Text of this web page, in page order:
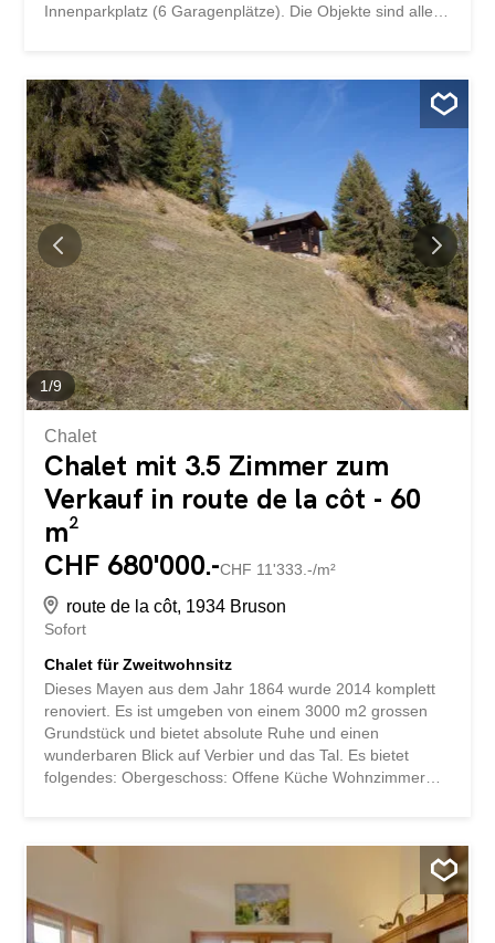
Innenparkplatz (6 Garagenplätze). Die Objekte sind alle
Wohnbereich - 2 Doppelschlafzimmer - Badezimmer mit
Duschkabine. -Private Waschküche 2.5-Zimmer-Wohnung
mit 56 m2 - Eingang über die offene Küche und
Wohnbereich - Hauswirtschaftsraum - Badezimmer mit
Duschkabine - Doppelzimmer und Ankleidezimmer
Gewerberaum 27.26 - Friseursalon eingerichtet
1/9
Chalet
Chalet mit 3.5 Zimmer zum
Verkauf in route de la côt - 60
m²
CHF 680'000.-CHF 11'333.-/m²
route de la côt, 1934 Bruson
Sofort
Chalet für Zweitwohnsitz
Dieses Mayen aus dem Jahr 1864 wurde 2014 komplett
renoviert. Es ist umgeben von einem 3000 m2 grossen
Grundstück und bietet absolute Ruhe und einen
wunderbaren Blick auf Verbier und das Tal. Es bietet
folgendes: Obergeschoss: Offene Küche Wohnzimmer
Einzelbetten Technische Räume Abstellraum Dieses
aussergewöhnliche Objekt bietet viele Vorteile: Terrasse
Parkplatz Eigenes Wasserreservoir Ganzjährig zugänglich
Für Zweitwohnungen geeignet Ce mayen datant de 1864
à était entièrement rénové en 2014. Respectueux de la